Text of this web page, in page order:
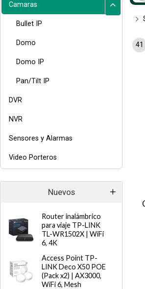
Camaras
Bullet IP
Domo
Domo IP
Pan/Tilt IP
DVR
NVR
Sensores y Alarmas
Video Porteros
Nuevos
Router inalámbrico
para viaje TP-LINK
TL-WR1502X | WiFi
6, 4K
Access Point TP-
LINK Deco X50 POE
(Pack x2) | AX3000,
WiFi 6, Mesh
41